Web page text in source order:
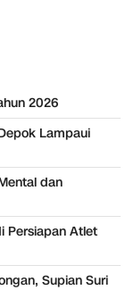
2026
Lampaui
dan
Persiapan Atlet
Supian Suri